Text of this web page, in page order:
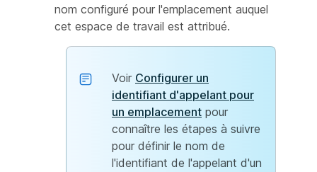
nom configuré pour l'emplacement auquel
cet espace de travail est attribué.
Voir Configurer un
identifiant d'appelant pour
un emplacement pour
connaître les étapes à suivre
pour définir le nom de
l'identifiant de l'appelant d'un